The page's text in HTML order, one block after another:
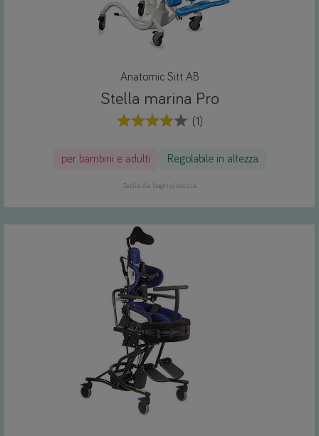
Anatomic Sitt AB
Stella marina Pro
(1)
per bambini e adulti Regolabile in altezza
Sedie da bagno/doccia